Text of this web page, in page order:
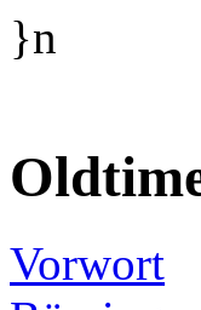
}n
Vorwort